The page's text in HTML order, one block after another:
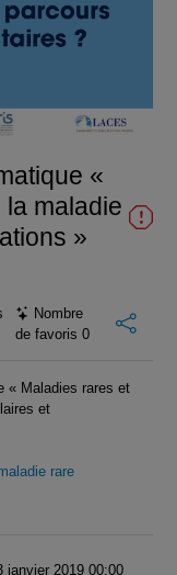
«
maladie
»
Nombre
de favoris 0
« Maladies rares et
et
rare
janvier 2019 00:00